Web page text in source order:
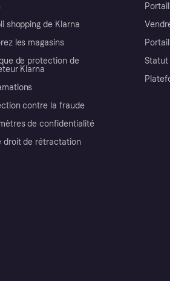
shopping de Klarna
les magasins
de protection de
Klarna
contre la fraude
de confidentialité
droit de rétractation
Statut